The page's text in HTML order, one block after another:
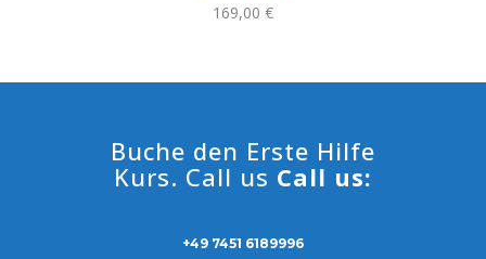
169,00 €
Buche den Erste Hilfe
Kurs. Call us Call us:
+49 7451 6189996